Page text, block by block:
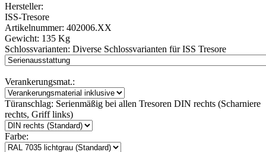
Hersteller:
ISS-Tresore
Artikelnummer: 402006.XX
Gewicht: 135 Kg
Schlossvarianten: Diverse Schlossvarianten für ISS Tresore
Verankerungsmat.:
Türanschlag: Serienmäßig bei allen Tresoren DIN rechts (Scharniere
rechts, Griff links)
Farbe: